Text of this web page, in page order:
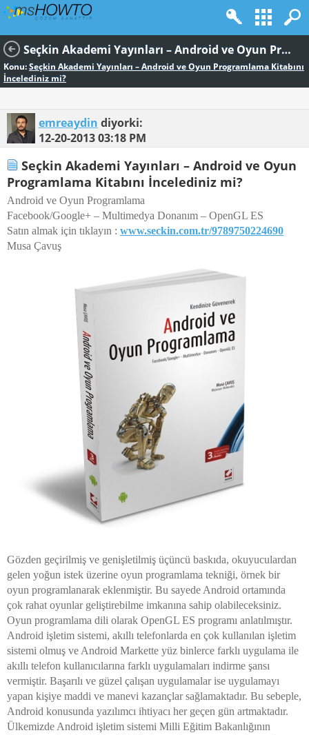
Seçkin Akademi Yayınları – Android ve Oyun Programlama Kitabını İncelediniz mi?
Konu:Seçkin Akademi Yayınları – Android ve Oyun Programlama Kitabını
İncelediniz mi?
emreaydin diyorki:
12-20-201303:18 PM
Seçkin Akademi Yayınları – Android ve Oyun
Programlama Kitabını İncelediniz mi?
Android ve Oyun Programlama
Facebook/Google+ – Multimedya Donanım – OpenGL ES
Satın almak için tıklayın : www.seckin.com.tr/9789750224690
Musa Çavuş
Gözden geçirilmiş ve genişletilmiş üçüncü baskıda, okuyuculardan
gelen yoğun istek üzerine oyun programlama tekniği, örnek bir
oyun programlanarak eklenmiştir. Bu sayede Android ortamında
çok rahat oyunlar geliştirebilme imkanına sahip olabileceksiniz.
Oyun programlama dili olarak OpenGL ES programı anlatılmıştır.
Android işletim sistemi, akıllı telefonlarda en çok kullanılan işletim
sistemi olmuş ve Android Markette yüz binlerce farklı uygulama ile
akıllı telefon kullanıcılarına farklı uygulamaları indirme şansı
vermiştir. Başarılı ve güzel çalışan uygulamalar ise uygulamayı
yapan kişiye maddi ve manevi kazançlar sağlamaktadır. Bu sebeple,
Android konusunda yazılımcı ihtiyacı her geçen gün artmaktadır.
Ülkemizde Android işletim sistemi Milli Eğitim Bakanlığının